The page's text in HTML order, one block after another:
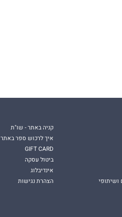
קניה באתר - שו"ת
איך לרכוש ספר באתר
GIFT CARD
ביטול עסקה
אינדיבלוג
הצהרת נגישות